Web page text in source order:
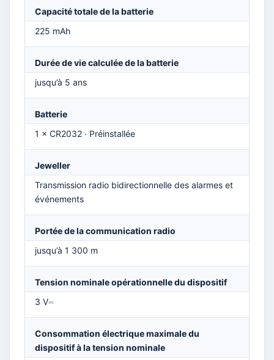
Capacité totale de la batterie
225 mAh
Durée de vie calculée de la batterie
jusqu’à 5 ans
Batterie
1 × CR2032 · Préinstallée
Jeweller
Transmission radio bidirectionnelle des alarmes et
événements
Portée de la communication radio
jusqu’à 1 300 m
Tension nominale opérationnelle du dispositif
3 V⎓
Consommation électrique maximale du
dispositif à la tension nominale